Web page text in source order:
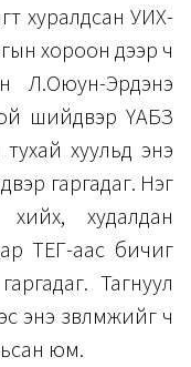
хуралдсан УИХ-
хороон дээр ч
Л.Оюун-Эрдэнэ
шийдвэр ҮАБЗ
хуульд энэ
гаргадаг. Нэг
худалдан
ТЕГ-аас бичиг
Тагнуул
энэ зөвлөмжийг ч
юм.